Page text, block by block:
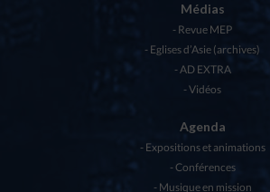
Médias
Revue MEP
Eglises d’Asie (archives)
AD EXTRA
Vidéos
Agenda
Expositions et animations
Conférences
Musique en mission